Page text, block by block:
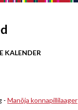
KALENDER
- Manõja konnapillilaager